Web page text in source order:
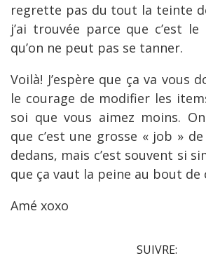
regrette pas du tout la teinte
j’ai trouvée parce que c’est
qu’on ne peut pas se tanner.
Voilà! J’espère que ça va vous
le courage de modifier les
soi que vous aimez moins.
que c’est une grosse « job »
dedans, mais c’est souvent si
que ça vaut la peine au bout de
Amé xoxo
SUIVRE: